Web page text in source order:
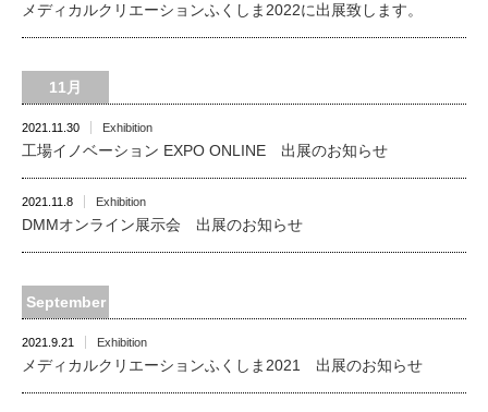
メディカルクリエーションふくしま2022に出展致します。
11月
2021.11.30 Exhibition
工場イノベーション EXPO ONLINE 出展のお知らせ
2021.11.8 Exhibition
DMMオンライン展示会 出展のお知らせ
September
2021.9.21 Exhibition
メディカルクリエーションふくしま2021 出展のお知らせ